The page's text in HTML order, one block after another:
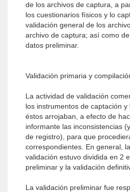
de los archivos de captura, a
los cuestionarios físicos y lo
validación general de los
archivo de captura; así como
datos preliminar.
Validación primaria y
La actividad de validación
los instrumentos de captación
éstos arrojaban, a efecto de
informante las inconsistencias
de registro), para que
correspondientes. En general,
validación estuvo dividida en 2
preliminar y la validación
La validación preliminar fue